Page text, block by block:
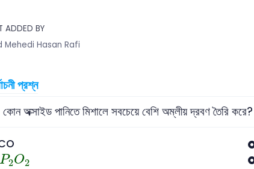
ADDED BY
Mehedi Hasan Rafi
প্রশ্ন
কোন অক্সাইড পানিতে মিশালে সবচেয়ে বেশি অম্লীয় দ্রবণ তৈরি করে?
2O2
2O